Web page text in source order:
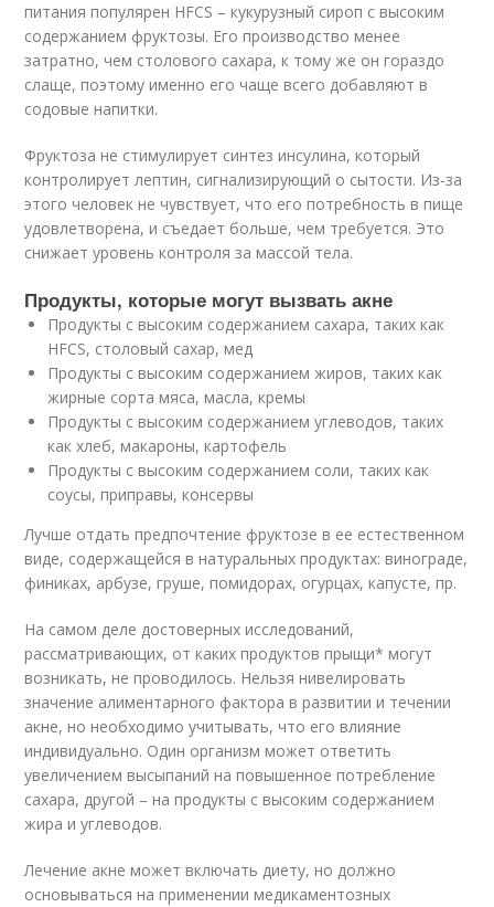
питания популярен HFCS – кукурузный сироп с высоким
содержанием фруктозы. Его производство менее
затратно, чем столового сахара, к тому же он гораздо
слаще, поэтому именно его чаще всего добавляют в
содовые напитки.
Фруктоза не стимулирует синтез инсулина, который
контролирует лептин, сигнализирующий о сытости. Из-за
этого человек не чувствует, что его потребность в пище
удовлетворена, и съедает больше, чем требуется. Это
снижает уровень контроля за массой тела.
Продукты, которые могут вызвать акне
Продукты с высоким содержанием сахара, таких как
HFCS, столовый сахар, мед
Продукты с высоким содержанием жиров, таких как
жирные сорта мяса, масла, кремы
Продукты с высоким содержанием углеводов, таких
как хлеб, макароны, картофель
Продукты с высоким содержанием соли, таких как
соусы, приправы, консервы
Лучше отдать предпочтение фруктозе в ее естественном
виде, содержащейся в натуральных продуктах: винограде,
финиках, арбузе, груше, помидорах, огурцах, капусте, пр.
На самом деле достоверных исследований,
рассматривающих, от каких продуктов прыщи* могут
возникать, не проводилось. Нельзя нивелировать
значение алиментарного фактора в развитии и течении
акне, но необходимо учитывать, что его влияние
индивидуально. Один организм может ответить
увеличением высыпаний на повышенное потребление
сахара, другой – на продукты с высоким содержанием
жира и углеводов.
Лечение акне может включать диету, но должно
основываться на применении медикаментозных